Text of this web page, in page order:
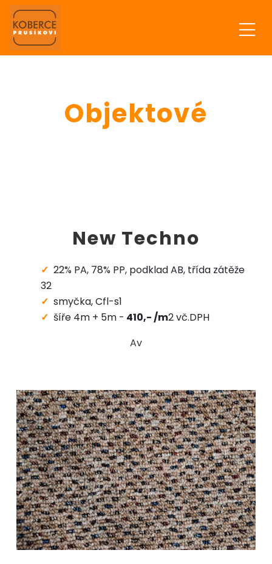
Objektové
New Techno
22% PA, 78% PP, podklad AB, třída zátěže
32
smyčka, Cfl-s1
šíře 4m + 5m - 410,- /m2 vč.DPH
Av